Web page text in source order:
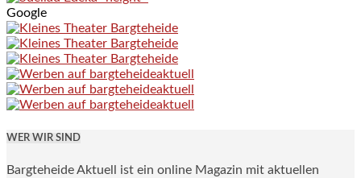
Google
WER WIR SIND
Bargteheide Aktuell ist ein online Magazin mit aktuellen